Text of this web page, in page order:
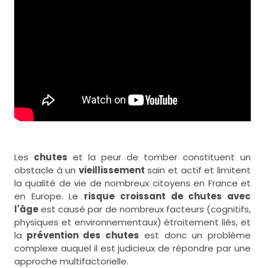
Les chutes et la peur de tomber constituent un
obstacle à un vieillissement sain et actif et limitent
la qualité de vie de nombreux citoyens en France et
en Europe. Le risque croissant de chutes avec
l'âgeest causé par de nombreux facteurs (cognitifs,
physiques et environnementaux) étroitement liés, et
la prévention des chutes est donc un problème
complexe auquel il est judicieux de répondre par une
approche multifactorielle.